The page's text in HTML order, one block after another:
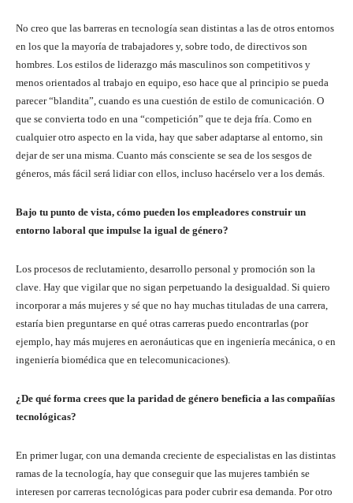
No creo que las barreras en tecnología sean distintas a las de otros entornos
en los que la mayoría de trabajadores y, sobre todo, de directivos son
hombres. Los estilos de liderazgo más masculinos son competitivos y
menos orientados al trabajo en equipo, eso hace que al principio se pueda
parecer “blandita”, cuando es una cuestión de estilo de comunicación. O
que se convierta todo en una “competición” que te deja fría. Como en
cualquier otro aspecto en la vida, hay que saber adaptarse al entorno, sin
dejar de ser una misma. Cuanto más consciente se sea de los sesgos de
géneros, más fácil será lidiar con ellos, incluso hacérselo ver a los demás.
Bajo tu punto de vista, cómo pueden los empleadores construir un
entorno laboral que impulse la igual de género?
Los procesos de reclutamiento, desarrollo personal y promoción son la
clave. Hay que vigilar que no sigan perpetuando la desigualdad. Si quiero
incorporar a más mujeres y sé que no hay muchas tituladas de una carrera,
estaría bien preguntarse en qué otras carreras puedo encontrarlas (por
ejemplo, hay más mujeres en aeronáuticas que en ingeniería mecánica, o en
ingeniería biomédica que en telecomunicaciones).
¿De qué forma crees que la paridad de género beneficia a las compañías
tecnológicas?
En primer lugar, con una demanda creciente de especialistas en las distintas
ramas de la tecnología, hay que conseguir que las mujeres también se
interesen por carreras tecnológicas para poder cubrir esa demanda. Por otro